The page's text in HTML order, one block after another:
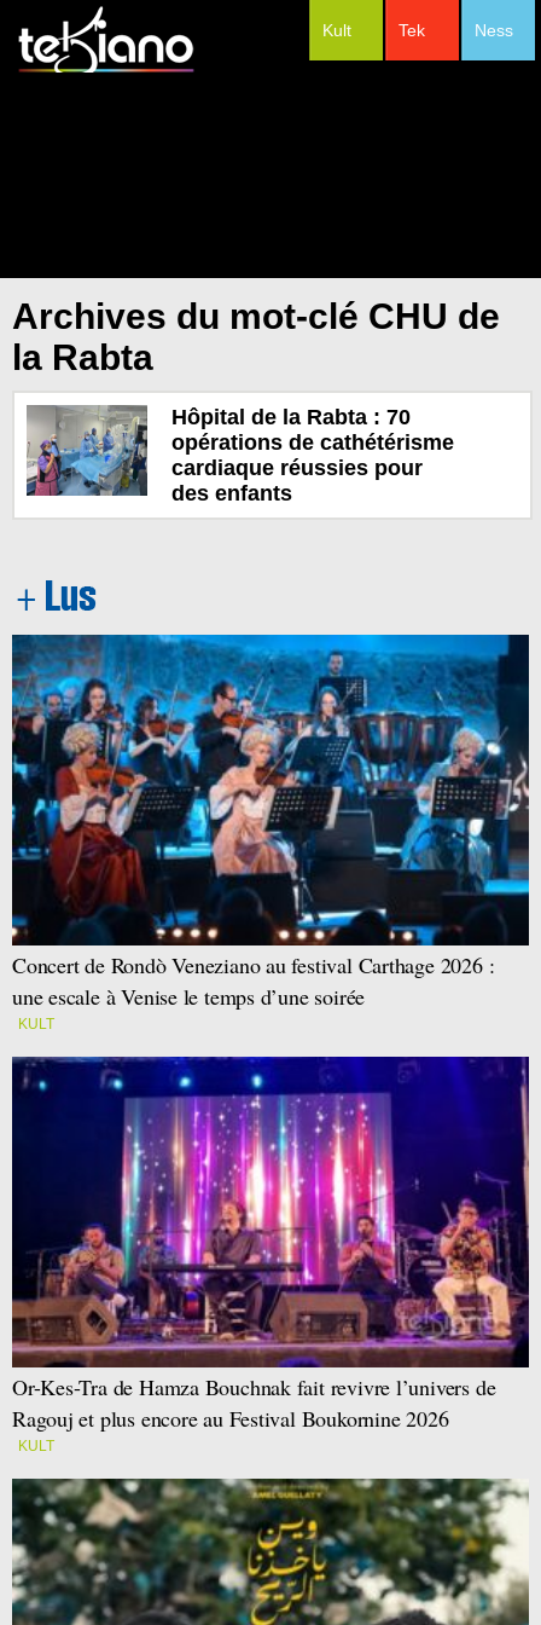
Ness
Tek
Kult
Archives du mot-clé CHU de
la Rabta
Hôpital de la Rabta : 70
opérations de cathétérisme
cardiaque réussies pour
des enfants
Concert de Rondò Veneziano au festival Carthage 2026 :
une escale à Venise le temps d’une soirée
KULT
Or-Kes-Tra de Hamza Bouchnak fait revivre l’univers de
Ragouj et plus encore au Festival Boukornine 2026
KULT